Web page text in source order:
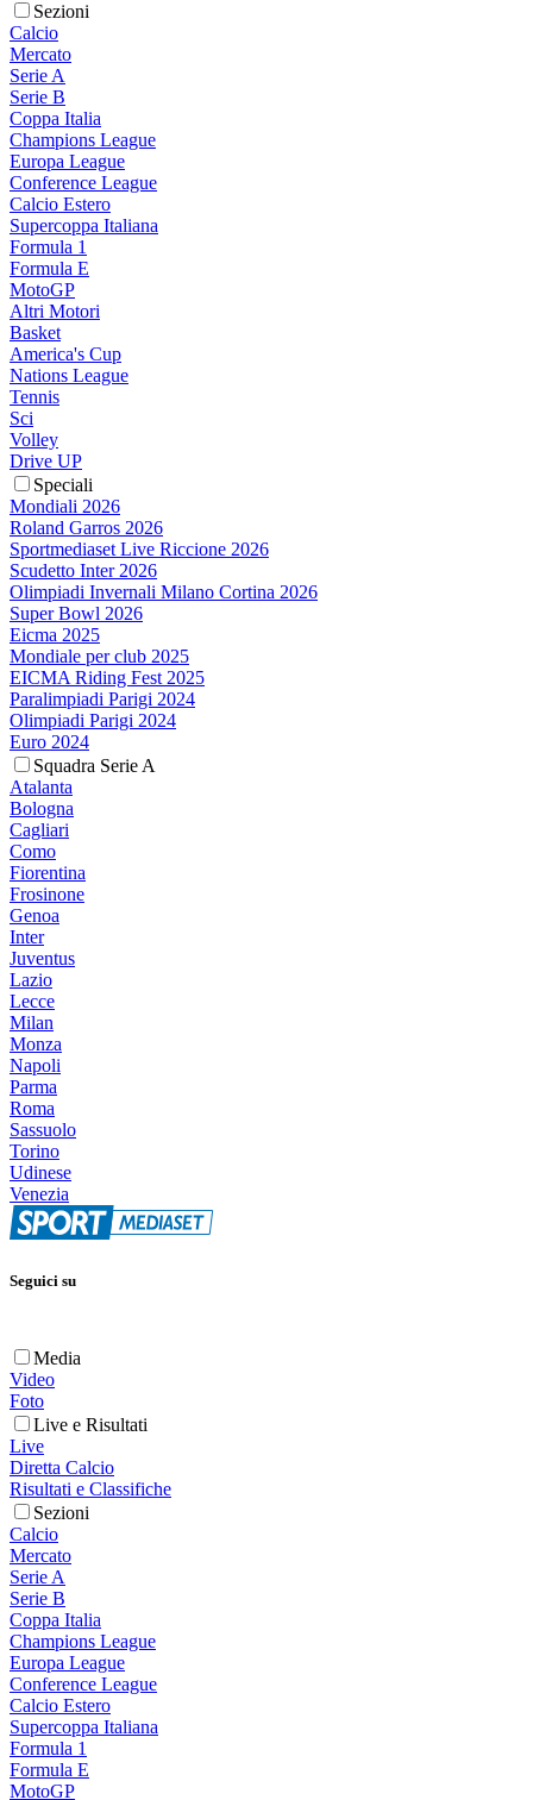
Sezioni
Calcio
Mercato
Serie A
Serie B
Coppa Italia
Champions League
Europa League
Conference League
Calcio Estero
Supercoppa Italiana
Formula 1
Formula E
MotoGP
Altri Motori
Basket
America's Cup
Nations League
Tennis
Sci
Volley
Drive UP
Speciali
Mondiali 2026
Roland Garros 2026
Sportmediaset Live Riccione 2026
Scudetto Inter 2026
Olimpiadi Invernali Milano Cortina 2026
Super Bowl 2026
Eicma 2025
Mondiale per club 2025
EICMA Riding Fest 2025
Paralimpiadi Parigi 2024
Olimpiadi Parigi 2024
Euro 2024
Squadra Serie A
Atalanta
Bologna
Cagliari
Como
Fiorentina
Frosinone
Genoa
Inter
Juventus
Lazio
Lecce
Milan
Monza
Napoli
Parma
Roma
Sassuolo
Torino
Udinese
Venezia
Seguici su
Media
Video
Foto
Live e Risultati
Live
Diretta Calcio
Risultati e Classifiche
Sezioni
Calcio
Mercato
Serie A
Serie B
Coppa Italia
Champions League
Europa League
Conference League
Calcio Estero
Supercoppa Italiana
Formula 1
Formula E
MotoGP